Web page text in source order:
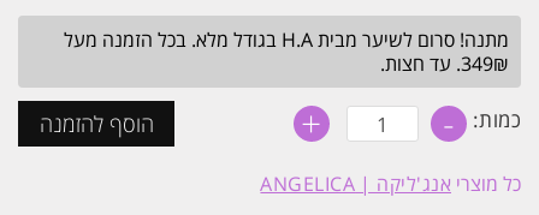
היה:
₪299.
הוא:
₪279. מתנה! סרום לשיער מבית H.A בגודל מלא. בכל הזמנה מעל
349₪. עד חצות.
כמות: - כמות
של
שמפו
ומסכת
+ הוסף להזמנה
כל מוצרי אנג'ליקה | ANGELICA